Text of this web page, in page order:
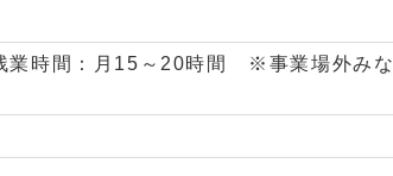
時間：月15～20時間 ※事業場外みな